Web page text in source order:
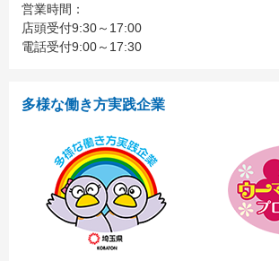
営業時間：
店頭受付9:30～17:00
電話受付9:00～17:30
多様な働き方実践企業